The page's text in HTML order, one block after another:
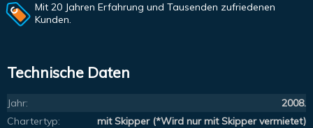
Mit 20 Jahren Erfahrung und Tausenden zufriedenen
Kunden.
Technische Daten
Jahr:
2008.
Chartertyp:
mit Skipper (*Wird nur mit Skipper vermietet)